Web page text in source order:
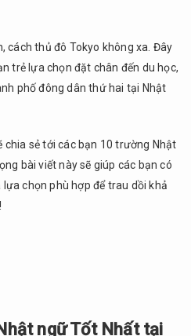
cách thủ đô Tokyo không xa. Đây
trẻ lựa chọn đặt chân đến du học,
phố đông dân thứ hai tại Nhật
chia sẻ tới các bạn 10 trường Nhật
bài viết này sẽ giúp các bạn có
chọn phù hợp để trau dồi khả
ngữ Tốt Nhất tại